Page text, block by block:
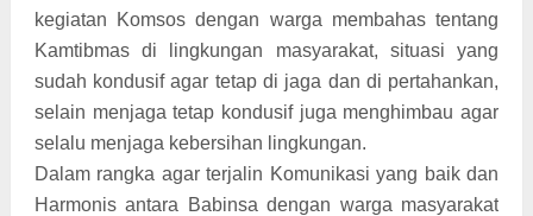
kegiatan Komsos dengan warga membahas tentang
Kamtibmas di lingkungan masyarakat, situasi yang
sudah kondusif agar tetap di jaga dan di pertahankan,
selain menjaga tetap kondusif juga menghimbau agar
selalu menjaga kebersihan lingkungan.
Dalam rangka agar terjalin Komunikasi yang baik dan
Harmonis antara Babinsa dengan warga masyarakat